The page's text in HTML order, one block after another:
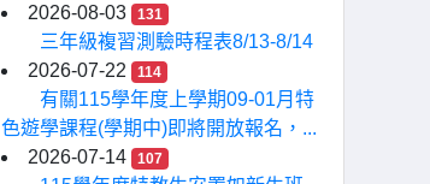
2026-08-03
131
三年級複習測驗時程表8/13-8/14
2026-07-22
114
有關115學年度上學期09-01月特
色遊學課程(學期中)即將開放報名，...
2026-07-14
107